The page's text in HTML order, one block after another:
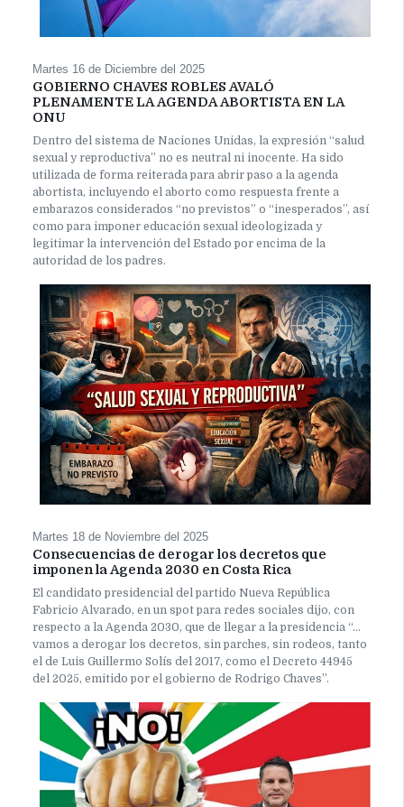
Martes 16 de Diciembre del 2025
GOBIERNO CHAVES ROBLES AVALÓ
PLENAMENTE LA AGENDA ABORTISTA EN LA
ONU
Dentro del sistema de Naciones Unidas, la expresión “salud
sexual y reproductiva” no es neutral ni inocente. Ha sido
utilizada de forma reiterada para abrir paso a la agenda
abortista, incluyendo el aborto como respuesta frente a
embarazos considerados “no previstos” o “inesperados”, así
como para imponer educación sexual ideologizada y
legitimar la intervención del Estado por encima de la
autoridad de los padres.
Martes 18 de Noviembre del 2025
Consecuencias de derogar los decretos que
imponen la Agenda 2030 en Costa Rica
El candidato presidencial del partido Nueva República
Fabricio Alvarado, en un spot para redes sociales dijo, con
respecto a la Agenda 2030, que de llegar a la presidencia “…
vamos a derogar los decretos, sin parches, sin rodeos, tanto
el de Luis Guillermo Solís del 2017, como el Decreto 44945
del 2025, emitido por el gobierno de Rodrigo Chaves”.